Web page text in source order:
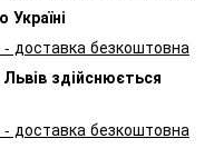
доставка безкоштовна
здійснюється
доставка безкоштовна